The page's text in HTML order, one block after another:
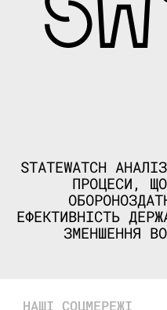
STATEWATCH
ПРОЦЕСИ,
ЕФЕКТИВНІСТЬ
ЗМЕНШЕННЯ
НАШІ СОЦМЕРЕЖІ